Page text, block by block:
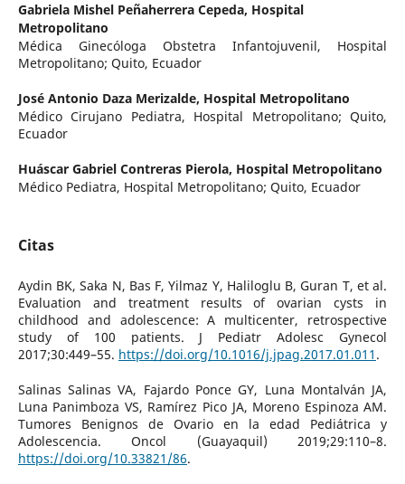
Gabriela Mishel Peñaherrera Cepeda, Hospital
Metropolitano
Médica Ginecóloga Obstetra Infantojuvenil, Hospital
Metropolitano; Quito, Ecuador
José Antonio Daza Merizalde, Hospital Metropolitano
Médico Cirujano Pediatra, Hospital Metropolitano; Quito,
Ecuador
Huáscar Gabriel Contreras Pierola, Hospital Metropolitano
Médico Pediatra, Hospital Metropolitano; Quito, Ecuador
Citas
Aydin BK, Saka N, Bas F, Yilmaz Y, Haliloglu B, Guran T, et al.
Evaluation and treatment results of ovarian cysts in
childhood and adolescence: A multicenter, retrospective
study of 100 patients. J Pediatr Adolesc Gynecol
2017;30:449–55. https://doi.org/10.1016/j.jpag.2017.01.011 .
Salinas Salinas VA, Fajardo Ponce GY, Luna Montalván JA,
Luna Panimboza VS, Ramírez Pico JA, Moreno Espinoza AM.
Tumores Benignos de Ovario en la edad Pediátrica y
Adolescencia. Oncol (Guayaquil) 2019;29:110–8.
https://doi.org/10.33821/86.